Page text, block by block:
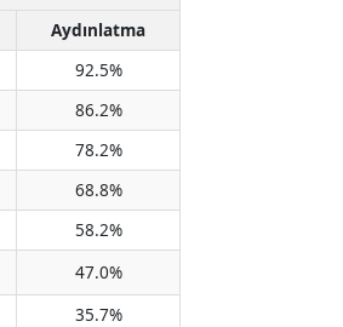
Aydınlatma
92.5%
86.2%
78.2%
68.8%
58.2%
47.0%
35.7%